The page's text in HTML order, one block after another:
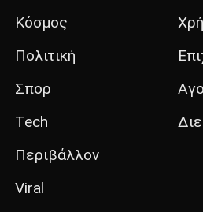
Κόσμος
Πολιτική
Σπορ
Tech
Περιβάλλον
Viral